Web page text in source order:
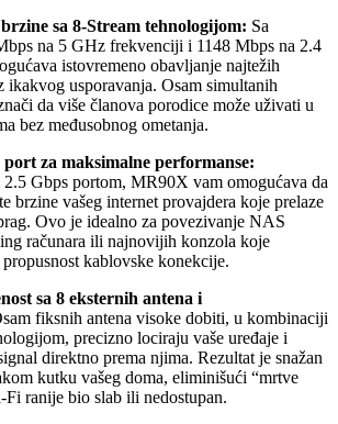
sa 8-Stream tehnologijom: Sa
na 5 GHz frekvenciji i 1148 Mbps na 2.4
istovremeno obavljanje najtežih
ikakvog usporavanja. Osam simultanih
da više članova porodice može uživati u
bez međusobnog ometanja.
za maksimalne performanse:
Gbps portom, MR90X vam omogućava da
brzine vašeg internet provajdera koje prelaze
Ovo je idealno za povezivanje NAS
računara ili najnovijih konzola koje
kablovske konekcije.
sa 8 eksternih antena i
fiksnih antena visoke dobiti, u kombinaciji
precizno lociraju vaše uređaje i
direktno prema njima. Rezultat je snažan
kutku vašeg doma, eliminišući “mrtve
ranije bio slab ili nedostupan.